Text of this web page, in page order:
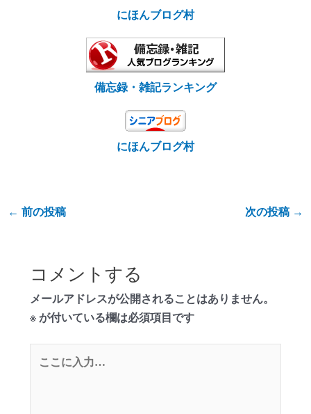
にほんブログ村
備忘録・雑記ランキング
にほんブログ村
← 前の投稿 次の投稿 →
コメントする
メールアドレスが公開されることはありません。
※が付いている欄は必須項目です